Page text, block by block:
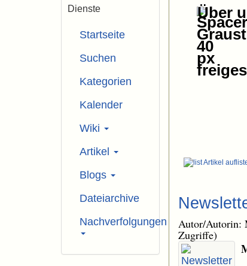
Über
Artikel
Autor/Autorin:
Zugriffe)
Dienste
Startseite
Suchen
Kategorien
Kalender
Wiki
Artikel
Blogs
Dateiarchive
Nachverfolgungen